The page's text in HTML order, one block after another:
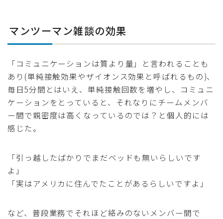
マンツーマン雑談の効果
「コミュニケーションは質より量」と言われることも
あり(単純接触効果やザイオンス効果と呼ばれるもの)、
毎日5分間とはいえ、単純接触回数を増やし、コミュニ
ケーションをとっていると、それなりにチームメンバ
ー間で親密度は高くなっているのでは？と個人的には
感じた。
「引っ越したばかりでまだベッドも無いらしいです
よ」
「実はアメリカに住んでたことがあるらしいですよ」
など、普段業務でそれほど絡みのないメンバー間で